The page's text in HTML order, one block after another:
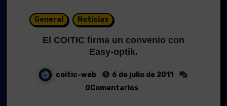
General Noticias
El COITIC firma un convenio con
Easy-optik.
coitic-web
6 de julio de 2011
0Comentarios